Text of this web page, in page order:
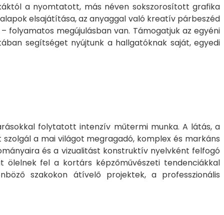
a nyomtatott, más néven sokszorosított grafika
elsajátítása, az anyaggal való kreatív párbeszéd
folyamatos megújulásban van. Támogatjuk az egyéni
segítséget nyújtunk a hallgatóknak saját, egyedi
folytatott intenzív műtermi munka. A látás, a
a mai világot megragadó, komplex és markáns
és a vizualitást konstruktív nyelvként felfogó
ölelnek fel a kortárs képzőművészeti tendenciákkal
szakokon átívelő projektek, a professzionális